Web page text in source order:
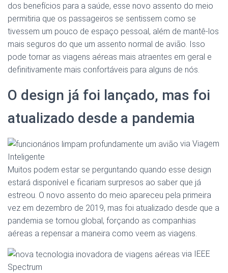
dos benefícios para a saúde, esse novo assento do meio
permitiria que os passageiros se sentissem como se
tivessem um pouco de espaço pessoal, além de mantê-los
mais seguros do que um assento normal de avião. Isso
pode tornar as viagens aéreas mais atraentes em geral e
definitivamente mais confortáveis ​​para alguns de nós.
O design já foi lançado, mas foi
atualizado desde a pandemia
via Viagem
Inteligente
Muitos podem estar se perguntando quando esse design
estará disponível e ficariam surpresos ao saber que já
estreou. O novo assento do meio apareceu pela primeira
vez em dezembro de 2019, mas foi atualizado desde que a
pandemia se tornou global, forçando as companhias
aéreas a repensar a maneira como veem as viagens.
via IEEE
Spectrum